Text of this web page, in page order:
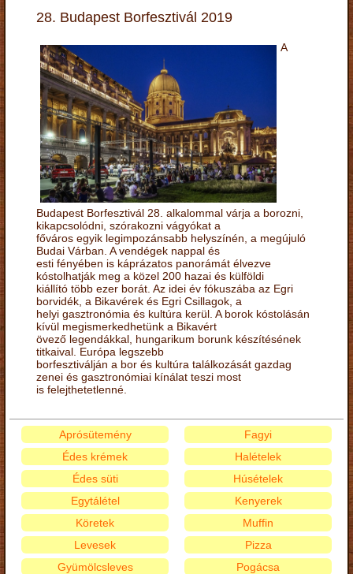
28. Budapest Borfesztivál 2019
A
Budapest Borfesztivál 28. alkalommal várja a borozni,
kikapcsolódni, szórakozni vágyókat a
főváros egyik legimpozánsabb helyszínén, a megújuló
Budai Várban. A vendégek nappal és
esti fényében is káprázatos panorámát élvezve
kóstolhatják meg a közel 200 hazai és külföldi
kiállító több ezer borát. Az idei év fókuszába az Egri
borvidék, a Bikavérek és Egri Csillagok, a
helyi gasztronómia és kultúra kerül. A borok kóstolásán
kívül megismerkedhetünk a Bikavért
övező legendákkal, hungarikum borunk készítésének
titkaival. Európa legszebb
borfesztiválján a bor és kultúra találkozását gazdag
zenei és gasztronómiai kínálat teszi most
is felejthetetlenné.
Aprósütemény
Édes krémek
Édes süti
Egytálétel
Fagyi
Halételek
Húsételek
Kenyerek
Köretek
Levesek
Gyümölcsleves
Muffin
Pizza
Pogácsa